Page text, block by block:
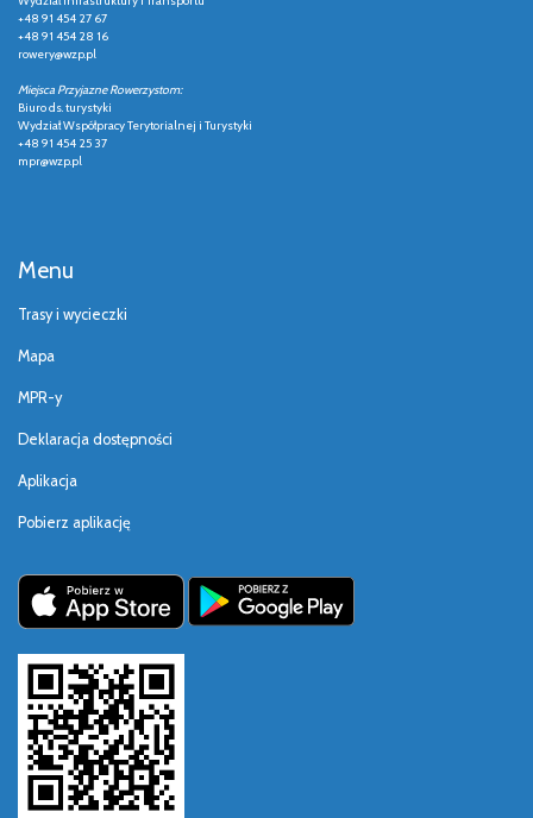
+48 91 454 27 67
+48 91 454 28 16
rowery@wzp.pl
Miejsca Przyjazne Rowerzystom:
Biuro ds. turystyki
Wydział Współpracy Terytorialnej i Turystyki
+48 91 454 25 37
mpr@wzp.pl
Menu
Trasy i wycieczki
Mapa
MPR-y
Deklaracja dostępności
Aplikacja
Pobierz aplikację